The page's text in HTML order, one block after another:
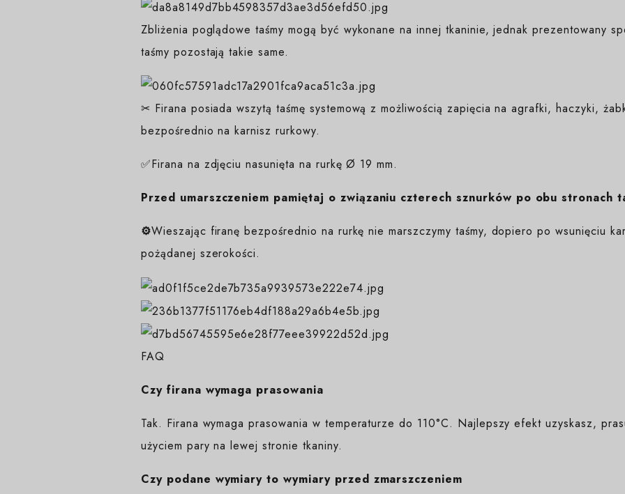
Zbliżenia poglądowe taśmy mogą być wykonane na innej tkaninie, jednak prezentowany
taśmy pozostają takie same.
✂ Firana posiada wszytą taśmę systemową z możliwością zapięcia na agrafki, haczyki,
bezpośrednio na karnisz rurkowy.
✅Firana na zdjęciu nasunięta na rurkę Ø 19 mm.
Przed umarszczeniem pamiętaj o związaniu czterech sznurków po obu stronach
⚙️Wieszając firanę bezpośrednio na rurkę nie marszczymy taśmy, dopiero po wsunięciu
pożądanej szerokości.
FAQ
Czy firana wymaga prasowania
Tak. Firana wymaga prasowania w temperaturze do 110°C. Najlepszy efekt uzyskasz,
użyciem pary na lewej stronie tkaniny.
Czy podane wymiary to wymiary przed zmarszczeniem